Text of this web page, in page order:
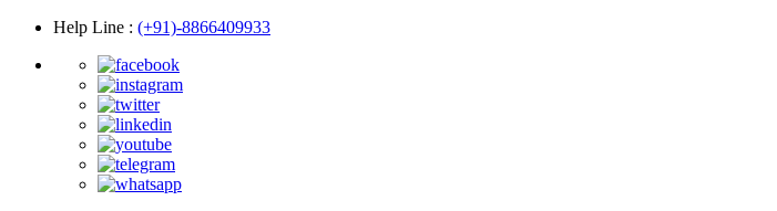
Help Line : (+91)-8866409933